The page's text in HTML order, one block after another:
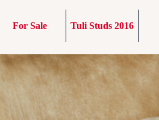
For Sale Tuli Studs 2016